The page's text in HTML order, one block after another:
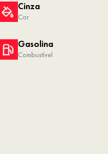
Cinza
Cor
Gasolina
Combustível